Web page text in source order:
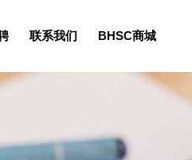
联系我们 BHSC商城